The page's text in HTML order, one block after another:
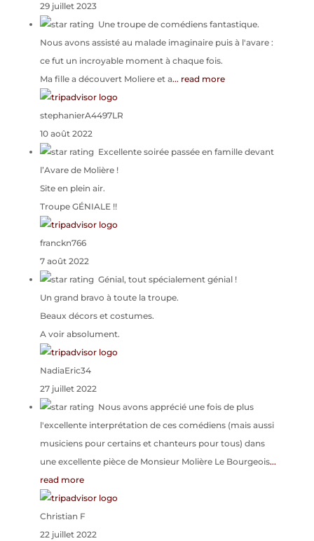
29 juillet 2023
Une troupe de comédiens fantastique.
Nous avons assisté au malade imaginaire puis à l'avare :
ce fut un incroyable moment à chaque fois.
Ma fille a découvert Moliere et a... read more
stephanierA4497LR
10 août 2022
Excellente soirée passée en famille devant
l’Avare de Molière !
Site en plein air.
Troupe GÉNIALE !!
franckn766
7 août 2022
Génial, tout spécialement génial !
Un grand bravo à toute la troupe.
Beaux décors et costumes.
A voir absolument.
NadiaEric34
27 juillet 2022
Nous avons apprécié une fois de plus
l'excellente interprétation de ces comédiens (mais aussi
musiciens pour certains et chanteurs pour tous) dans
une excellente pièce de Monsieur Molière Le Bourgeois...
read more
Christian F
22 juillet 2022